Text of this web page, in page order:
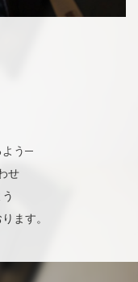
よう─
せ
ます。